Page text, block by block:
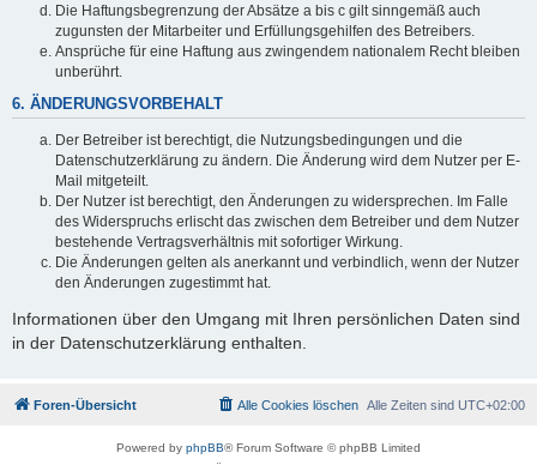
Die Haftungsbegrenzung der Absätze a bis c gilt sinngemäß auch
zugunsten der Mitarbeiter und Erfüllungsgehilfen des Betreibers.
Ansprüche für eine Haftung aus zwingendem nationalem Recht bleiben
unberührt.
6. ÄNDERUNGSVORBEHALT
Der Betreiber ist berechtigt, die Nutzungsbedingungen und die
Datenschutzerklärung zu ändern. Die Änderung wird dem Nutzer per E-
Mail mitgeteilt.
Der Nutzer ist berechtigt, den Änderungen zu widersprechen. Im Falle
des Widerspruchs erlischt das zwischen dem Betreiber und dem Nutzer
bestehende Vertragsverhältnis mit sofortiger Wirkung.
Die Änderungen gelten als anerkannt und verbindlich, wenn der Nutzer
den Änderungen zugestimmt hat.
Informationen über den Umgang mit Ihren persönlichen Daten sind
in der Datenschutzerklärung enthalten.
Foren-Übersicht Alle Zeiten sind UTC+02:00
Alle Cookies löschen
Powered by phpBB® Forum Software © phpBB Limited